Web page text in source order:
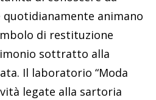
animano
di restituzione
sottratto alla
Il laboratorio “Moda
legate alla sartoria